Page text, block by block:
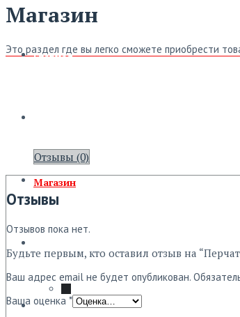
Главная
Магазин
Ремонт
Магазин
Это раздел где вы легко сможете приобрести
Отзывы (0)
Отзывы
Отзывов пока нет.
Будьте первым, кто оставил отзыв на
Ваш адрес email не будет опубликован.
Ваша оценка *